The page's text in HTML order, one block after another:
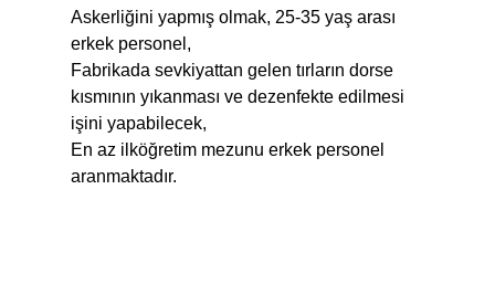
Askerliğini yapmış olmak, 25-35 yaş arası
erkek personel,
Fabrikada sevkiyattan gelen tırların dorse
kısmının yıkanması ve dezenfekte edilmesi
işini yapabilecek,
En az ilköğretim mezunu erkek personel
aranmaktadır.